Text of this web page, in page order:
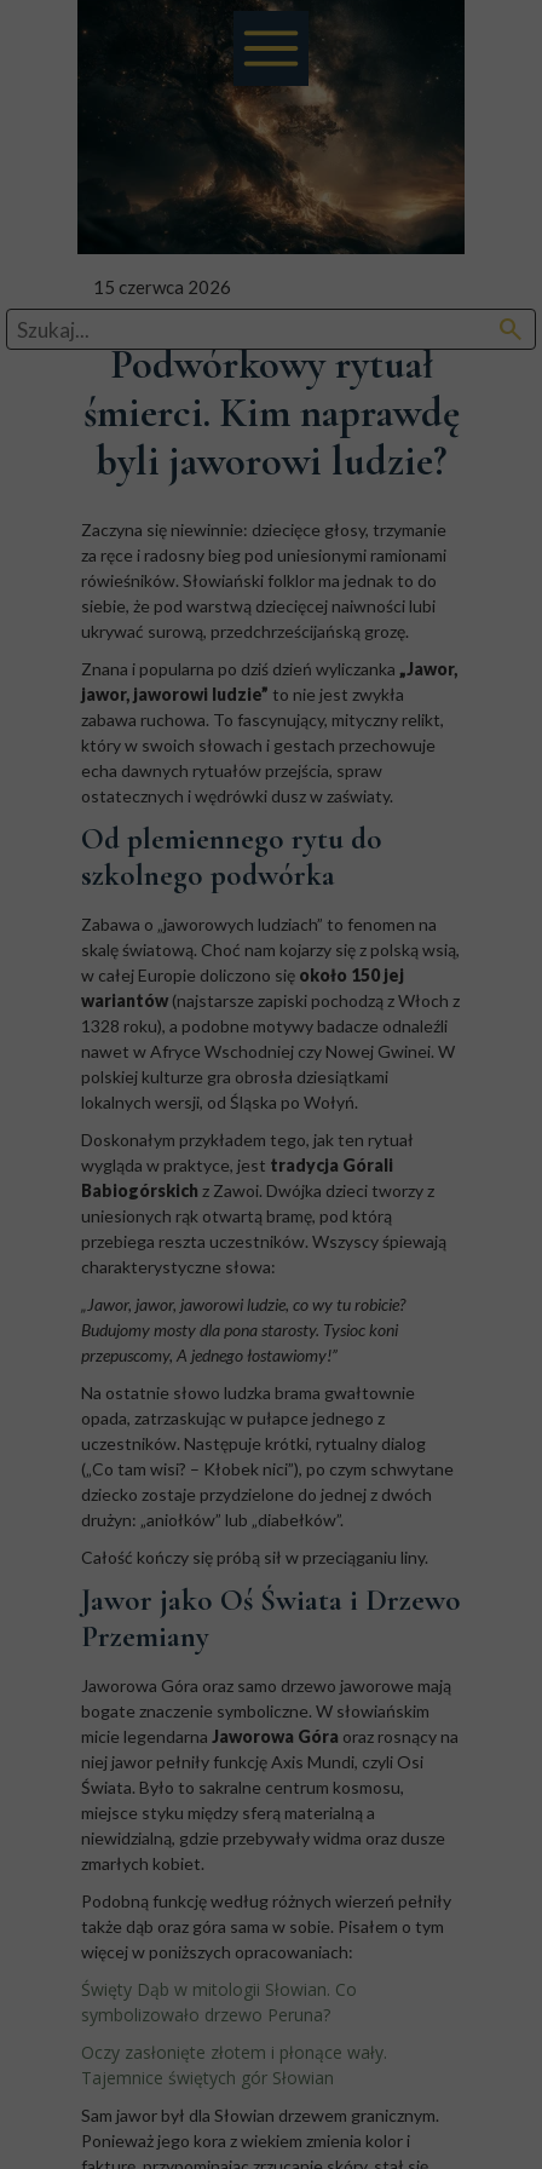
search
15 czerwca 2026
Podwórkowy rytuał
śmierci. Kim naprawdę
byli jaworowi ludzie?
Zaczyna się niewinnie: dziecięce głosy, trzymanie
za ręce i radosny bieg pod uniesionymi ramionami
rówieśników. Słowiański folklor ma jednak to do
siebie, że pod warstwą dziecięcej naiwności lubi
ukrywać surową, przedchrześcijańską grozę.
Znana i popularna po dziś dzień wyliczanka „Jawor,
jawor, jaworowi ludzie” to nie jest zwykła
zabawa ruchowa. To fascynujący, mityczny relikt,
który w swoich słowach i gestach przechowuje
echa dawnych rytuałów przejścia, spraw
ostatecznych i wędrówki dusz w zaświaty.
Od plemiennego rytu do
szkolnego podwórka
Zabawa o „jaworowych ludziach” to fenomen na
skalę światową. Choć nam kojarzy się z polską wsią,
w całej Europie doliczono się około 150 jej
wariantów (najstarsze zapiski pochodzą z Włoch z
1328 roku), a podobne motywy badacze odnaleźli
nawet w Afryce Wschodniej czy Nowej Gwinei. W
polskiej kulturze gra obrosła dziesiątkami
lokalnych wersji, od Śląska po Wołyń.
Doskonałym przykładem tego, jak ten rytuał
wygląda w praktyce, jest tradycja Górali
Babiogórskich z Zawoi. Dwójka dzieci tworzy z
uniesionych rąk otwartą bramę, pod którą
przebiega reszta uczestników. Wszyscy śpiewają
charakterystyczne słowa:
„Jawor, jawor, jaworowi ludzie, co wy tu robicie?
Budujomy mosty dla pona starosty. Tysioc koni
przepuscomy, A jednego łostawiomy!”
Na ostatnie słowo ludzka brama gwałtownie
opada, zatrzaskując w pułapce jednego z
uczestników. Następuje krótki, rytualny dialog
(„Co tam wisi? – Kłobek nici”), po czym schwytane
dziecko zostaje przydzielone do jednej z dwóch
drużyn: „aniołków” lub „diabełków”.
Całość kończy się próbą sił w przeciąganiu liny.
Jawor jako Oś Świata i Drzewo
Przemiany
Jaworowa Góra oraz samo drzewo jaworowe mają
bogate znaczenie symboliczne. W słowiańskim
micie legendarna Jaworowa Góra oraz rosnący na
niej jawor pełniły funkcję Axis Mundi, czyli Osi
Świata. Było to sakralne centrum kosmosu,
miejsce styku między sferą materialną a
niewidzialną, gdzie przebywały widma oraz dusze
zmarłych kobiet.
Podobną funkcję według różnych wierzeń pełniły
także dąb oraz góra sama w sobie. Pisałem o tym
więcej w poniższych opracowaniach:
Święty Dąb w mitologii Słowian. Co
symbolizowało drzewo Peruna?
Oczy zasłonięte złotem i płonące wały.
Tajemnice świętych gór Słowian
Sam jawor był dla Słowian drzewem granicznym.
Ponieważ jego kora z wiekiem zmienia kolor i